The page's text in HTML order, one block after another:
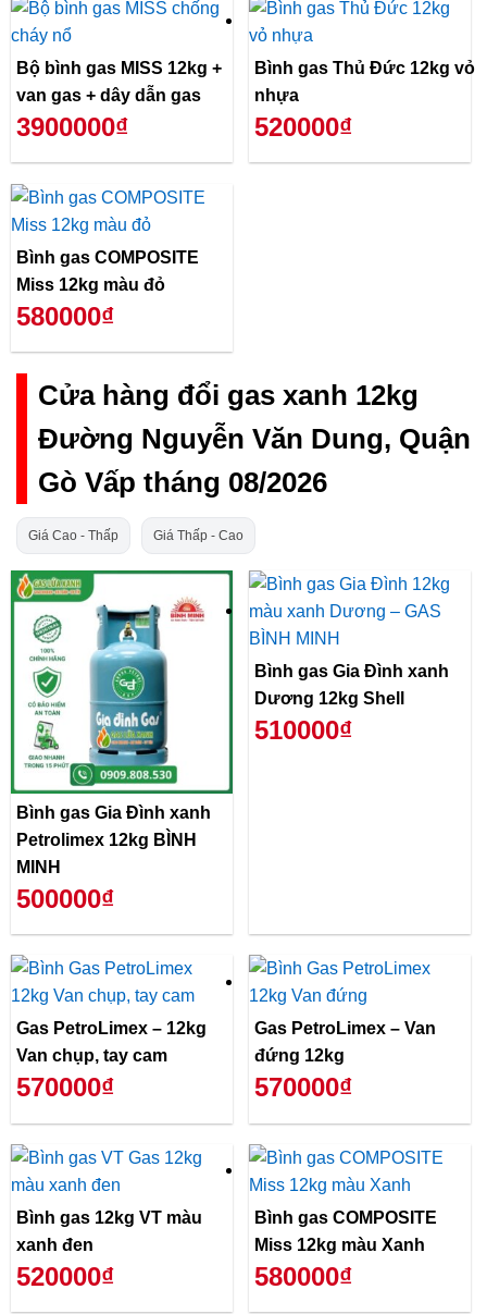
Bộ bình gas MISS 12kg +
van gas + dây dẫn gas
3900000₫
Bình gas Thủ Đức 12kg vỏ
nhựa
520000₫
Bình gas COMPOSITE
Miss 12kg màu đỏ
580000₫
Cửa hàng đổi gas xanh 12kg
Đường Nguyễn Văn Dung, Quận
Gò Vấp tháng 08/2026
Giá Cao - Thấp Giá Thấp - Cao
Bình gas Gia Đình xanh
Petrolimex 12kg BÌNH
MINH
500000₫
Bình gas Gia Đình xanh
Dương 12kg Shell
510000₫
Gas PetroLimex – 12kg
Van chụp, tay cam
570000₫
Gas PetroLimex – Van
đứng 12kg
570000₫
Bình gas 12kg VT màu
xanh đen
520000₫
Bình gas COMPOSITE
Miss 12kg màu Xanh
580000₫